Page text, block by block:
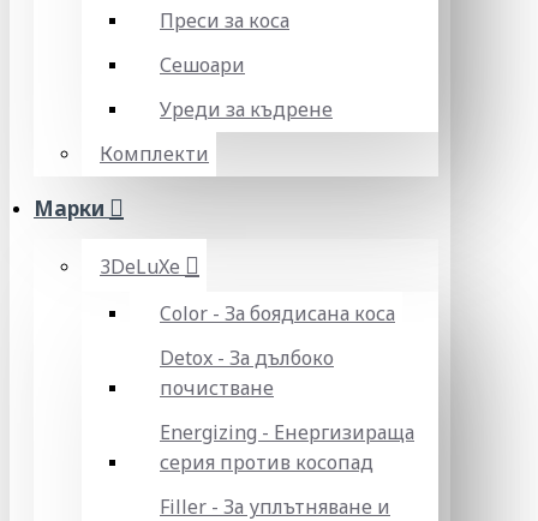
Преси за коса
Сешоари
Уреди за къдрене
Комплекти
Марки
3DeLuXe
Color - За боядисана коса
Detox - За дълбоко
почистване
Energizing - Енергизираща
серия против косопад
Filler - За уплътняване и